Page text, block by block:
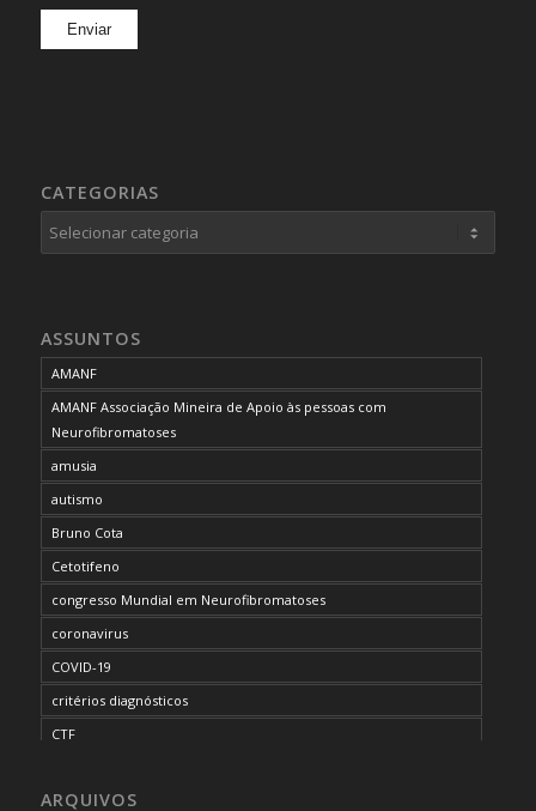
CATEGORIAS
Categorias
ASSUNTOS
AMANF
AMANF Associação Mineira de Apoio às pessoas com
Neurofibromatoses
amusia
autismo
Bruno Cota
Cetotifeno
congresso Mundial em Neurofibromatoses
coronavirus
COVID-19
critérios diagnósticos
CTF
desordem do processamento auditivo
ARQUIVOS